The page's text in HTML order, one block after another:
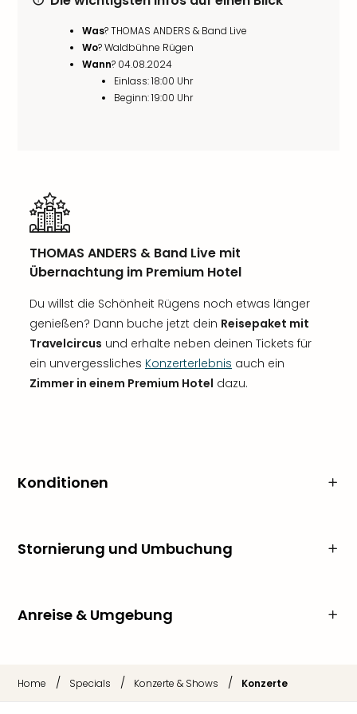
Was? THOMAS ANDERS & Band Live
Wo? Waldbühne Rügen
Wann? 04.08.2024
Einlass: 18:00 Uhr
Beginn: 19:00 Uhr
THOMAS ANDERS & Band Live mit
Übernachtung im Premium Hotel
Du willst die Schönheit Rügens noch etwas länger
genießen? Dann buche jetzt dein Reisepaket mit
Travelcircus und erhalte neben deinen Tickets für
ein unvergessliches Konzerterlebnis auch ein
Zimmer in einem Premium Hotel dazu.
Konditionen
Stornierung und Umbuchung
Anreise & Umgebung
Home / Specials / Konzerte & Shows / Konzerte